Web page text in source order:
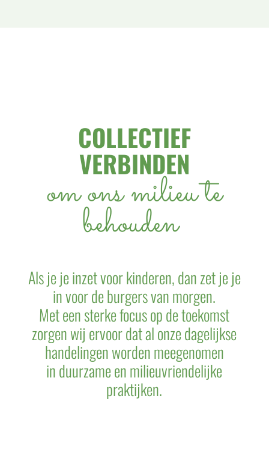
COLLECTIEF
VERBINDEN
om ons milieu te
behouden
Als je je inzet voor kinderen, dan zet je je
in voor de burgers van morgen.
Met een sterke focus op de toekomst
zorgen wij ervoor dat al onze dagelijkse
handelingen worden meegenomen
in duurzame en milieuvriendelijke
praktijken.